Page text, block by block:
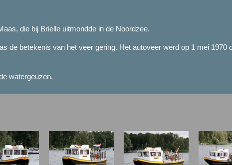
die bij Brielle uitmondde in de Noordzee.
de betekenis van het veer gering. Het autoveer werd op 1 mei
watergeuzen.